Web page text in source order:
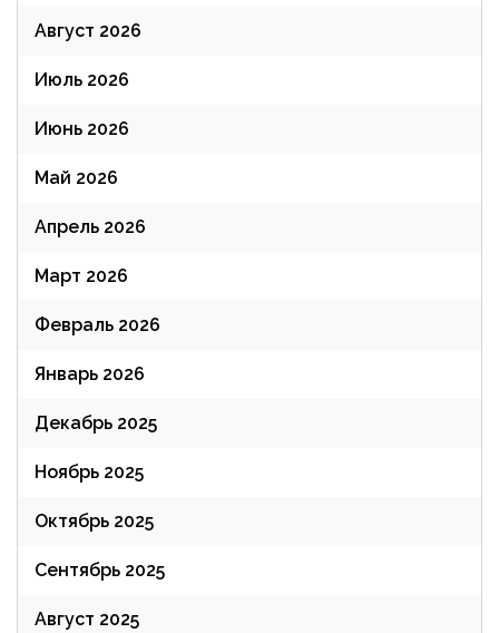
Август 2026
Июль 2026
Июнь 2026
Май 2026
Апрель 2026
Март 2026
Февраль 2026
Январь 2026
Декабрь 2025
Ноябрь 2025
Октябрь 2025
Сентябрь 2025
Август 2025